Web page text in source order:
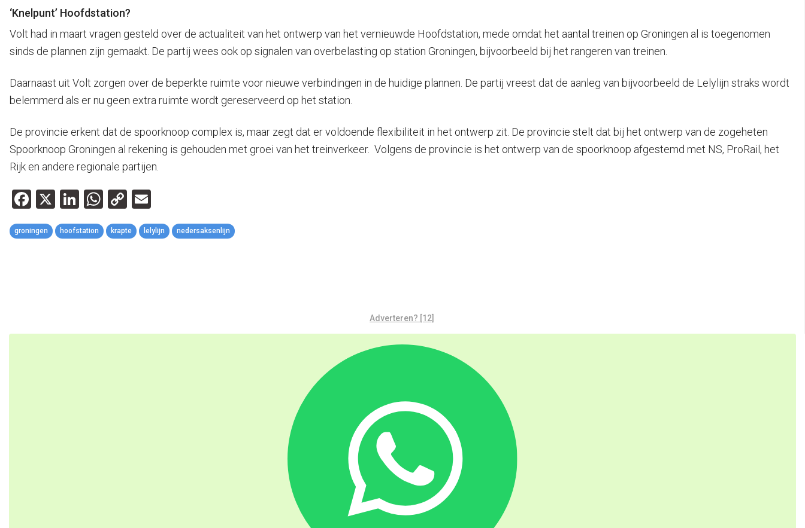
‘Knelpunt’ Hoofdstation?
Volt had in maart vragen gesteld over de actualiteit van het ontwerp van het vernieuwde Hoofdstation, mede omdat het aantal treinen op Groningen al is toegenomen
sinds de plannen zijn gemaakt. De partij wees ook op signalen van overbelasting op station Groningen, bijvoorbeeld bij het rangeren van treinen.
Daarnaast uit Volt zorgen over de beperkte ruimte voor nieuwe verbindingen in de huidige plannen. De partij vreest dat de aanleg van bijvoorbeeld de Lelylijn straks wordt
belemmerd als er nu geen extra ruimte wordt gereserveerd op het station.
De provincie erkent dat de spoorknoop complex is, maar zegt dat er voldoende flexibiliteit in het ontwerp zit. De provincie stelt dat bij het ontwerp van de zogeheten
Spoorknoop Groningen al rekening is gehouden met groei van het treinverkeer. Volgens de provincie is het ontwerp van de spoorknoop afgestemd met NS, ProRail, het
Rijk en andere regionale partijen.
Facebook
X LinkedIn
WhatsApp
Copy
Link
groningen hoofstation krapte lelylijn nedersaksenlijn
Adverteren? [12]